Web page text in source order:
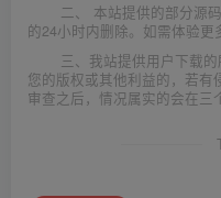
二、 本站提供的部分源
的24小时内删除。如需体验更
三、我站提供用户下载
您的版权或其他利益的，若有
审查之后，情况属实的会在三